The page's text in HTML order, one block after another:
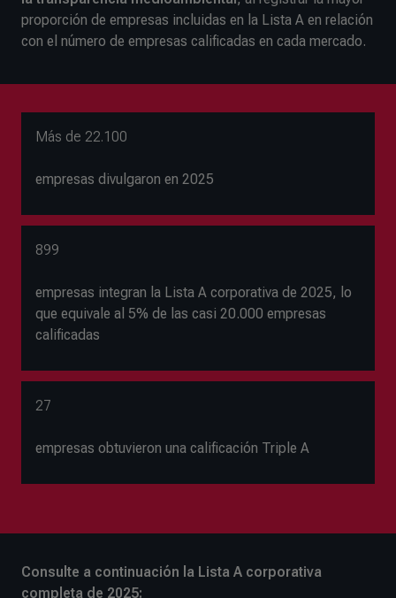
proporción de empresas incluidas en la Lista A en relación
con el número de empresas calificadas en cada mercado.
Más de 22.100
empresas divulgaron en 2025
899
empresas integran la Lista A corporativa de 2025, lo
que equivale al 5% de las casi 20.000 empresas
calificadas
27
empresas obtuvieron una calificación Triple A
Consulte a continuación la Lista A corporativa
completa de 2025: